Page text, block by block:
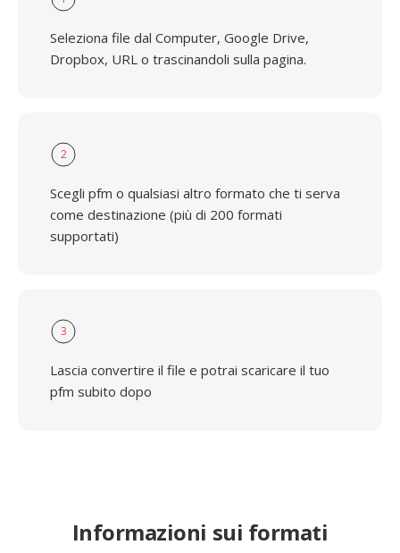
Seleziona file dal Computer, Google Drive,
Dropbox, URL o trascinandoli sulla pagina.
2
Scegli pfm o qualsiasi altro formato che ti serva
come destinazione (più di 200 formati
supportati)
3
Lascia convertire il file e potrai scaricare il tuo
pfm subito dopo
Informazioni sui formati